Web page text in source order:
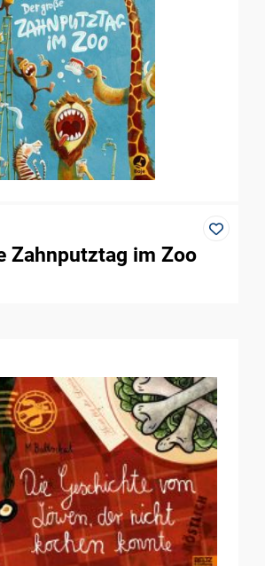
Zahnputztag im Zoo